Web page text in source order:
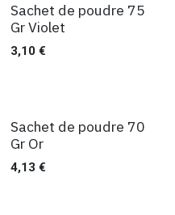
Ventes
Sachet de poudre 75
Gr Violet
3,10€
Ventes
Sachet de poudre 70
Gr Or
4,13 €